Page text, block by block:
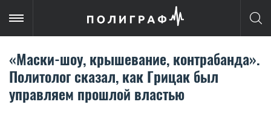
«Маски-шоу, крышевание, контрабанда».
Политолог сказал, как Грицак был
управляем прошлой властью